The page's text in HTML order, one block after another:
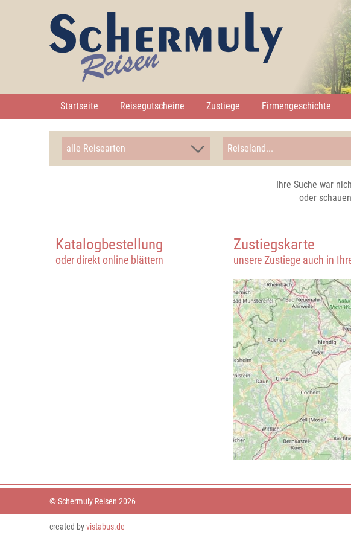
Startseite Reisegutscheine Zustiege Firmengeschichte
Ihre Suche war
oder
Katalogbestellung
oder direkt online blättern
Zustiegskarte
unsere Zustiege auch in
© Schermuly Reisen 2026
created byvistabus.de